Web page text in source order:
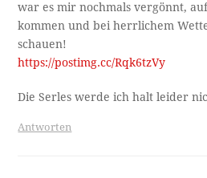
war es mir nochmals vergönnt,
kommen und bei herrlichem
schauen!
https://postimg.cc/Rqk6tzVy
Die Serles werde ich halt leider
Antworten